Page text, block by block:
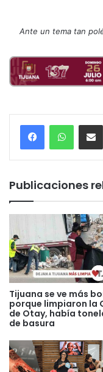
Ante un tema tan
Publicaciones
Tijuana se ve más
porque limpiaron la
de Otay, había
de basura